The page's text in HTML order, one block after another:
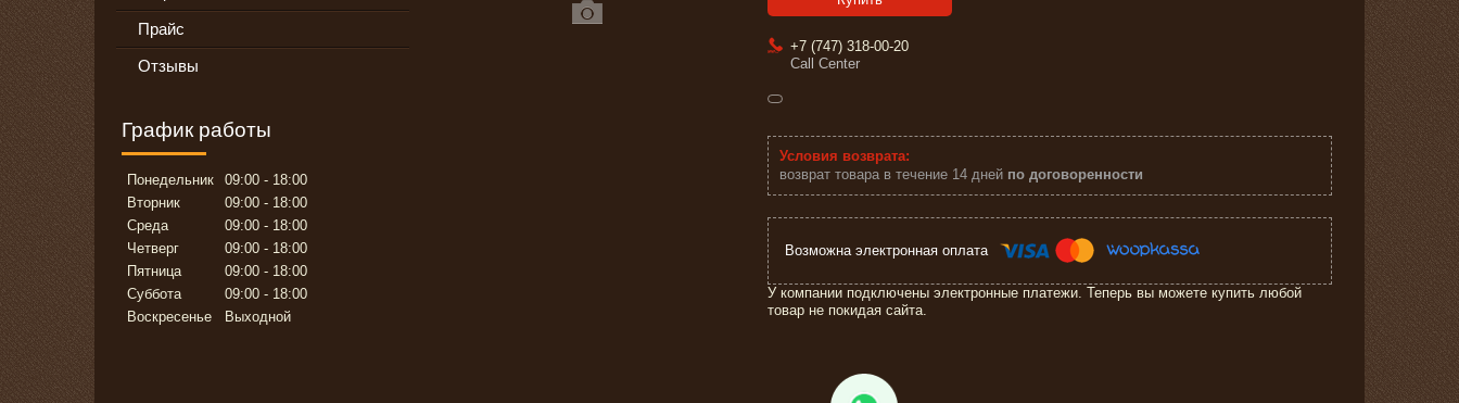
+7 (747) 318-00-20
Call Center
возврат товара в течение 14 дней по договоренности
У компании подключены электронные платежи. Теперь вы можете купить любой
товар не покидая сайта.
Прайс
Отзывы
График работы
Понедельник 09:00
18:00
Вторник
09:00
18:00
Среда
09:00
18:00
Четверг
09:00
18:00
Пятница
09:00
18:00
Суббота
09:00
18:00
Воскресенье
Выходной